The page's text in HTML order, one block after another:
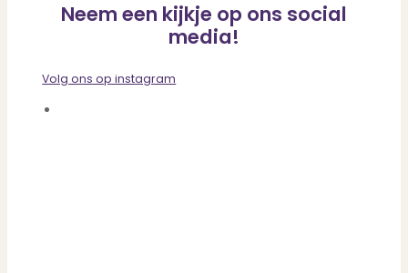
Neem een kijkje op ons social
media!
Volg ons op instagram